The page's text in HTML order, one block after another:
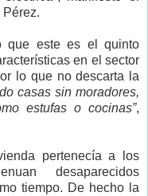
que este es el quinto
en el sector
lo que no descarta la
casas sin moradores,
estufas o cocinas”,
pertenecía a los
desaparecidos
tiempo. De hecho la